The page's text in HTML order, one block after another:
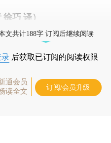
巧 译）
文共计188字 订阅后继续阅读
录 后获取已订阅的阅读权限
通会员
读全文
订阅/会员升级